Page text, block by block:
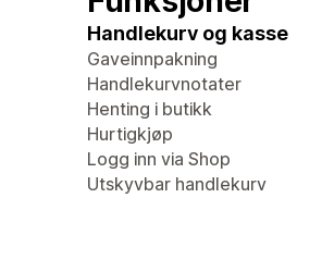
Handlekurv og kasse
Gaveinnpakning
Handlekurvnotater
Henting i butikk
Hurtigkjøp
Logg inn via Shop
Utskyvbar handlekurv